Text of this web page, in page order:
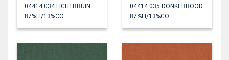
04414.034 LICHTBRUIN
87%LI/13%CO
04414.035 DONKERROOD
87%LI/13%CO